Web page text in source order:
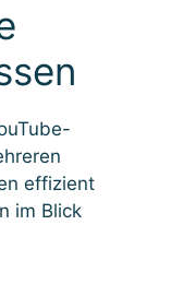
effizient
im Blick